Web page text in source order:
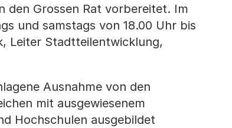
den Grossen Rat vorbereitet. Im
und samstags von 18.00 Uhr bis
Leiter Stadtteilentwicklung,
Ausnahme von den
mit ausgewiesenem
Hochschulen ausgebildet